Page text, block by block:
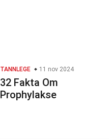
TANNLEGE 11 nov 2024
32 Fakta Om
Prophylakse